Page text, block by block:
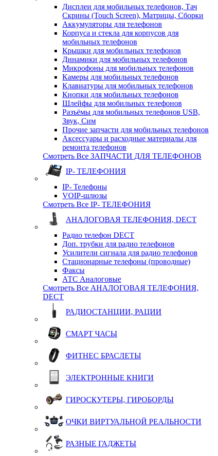
Дисплеи для мобильных телефонов, Тач
Скрины (Touch Screen), Матрицы, Сборки
Аккумуляторы для телефонов
Корпуса и стекла для корпусов для
мобильных телефонов
Крышки для мобильных телефонов
Динамики для мобильных телефонов
Микрофоны для мобильных телефонов
Камеры для мобильных телефонов
Клавиатуры для мобильных телефонов
Кнопки для мобильных телефонов
Шлейфы для мобильных телефонов
Разъёмы для мобильных телефонов USB,
Звук, Сим
Прочие запчасти для мобильных телефонов
Аксессуары и расходные материалы для
ремонта телефонов
Смотреть Все ЗАПЧАСТИ ДЛЯ ТЕЛЕФОНОВ
IP- ТЕЛЕФОНИЯ
IP- Телефоны
VOIP-шлюзы
Смотреть Все IP- ТЕЛЕФОНИЯ
АНАЛОГОВАЯ ТЕЛЕФОНИЯ, DECT
Радио телефон DECT
Доп. трубки для радио телефонов
Усилители сигнала для радио телефонов
Стационарные телефоны (проводные)
Факсы
АТС Аналоговые
Смотреть Все АНАЛОГОВАЯ ТЕЛЕФОНИЯ,
DECT
РАДИОСТАНЦИИ, РАЦИИ
СМАРТ ЧАСЫ
ФИТНЕС БРАСЛЕТЫ
ЭЛЕКТРОННЫЕ КНИГИ
ГИРОСКУТЕРЫ, ГИРОБОРДЫ
ОЧКИ ВИРТУАЛЬНОЙ РЕАЛЬНОСТИ
РАЗНЫЕ ГАДЖЕТЫ